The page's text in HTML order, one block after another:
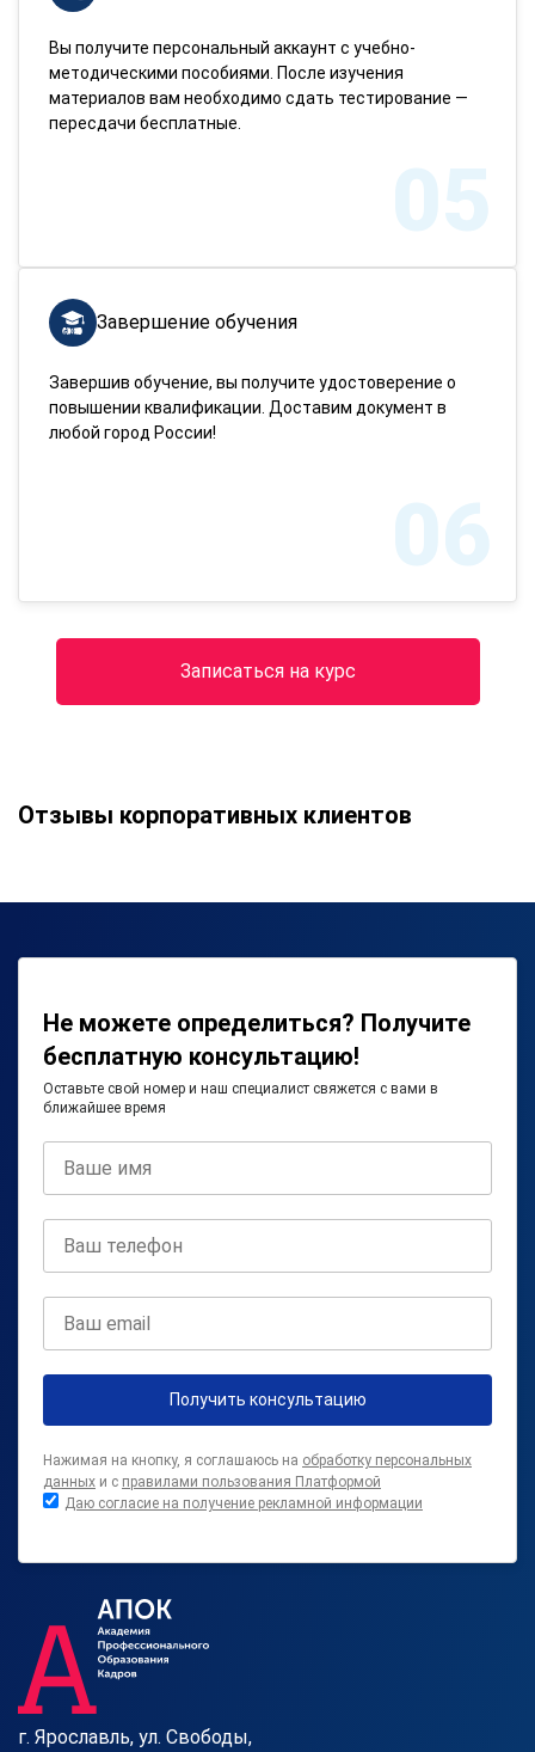
Вы получите персональный аккаунт с учебно-
методическими пособиями. После изучения
материалов вам необходимо сдать тестирование —
пересдачи бесплатные.
05
Завершение обучения
Завершив обучение, вы получите удостоверение о
повышении квалификации. Доставим документ в
любой город России!
06
Записаться на курс
Отзывы корпоративных клиентов
Не можете определиться? Получите
бесплатную консультацию!
Оставьте свой номер и наш специалист свяжется с вами в
ближайшее время
Получить консультацию
Нажимая на кнопку, я соглашаюсь на обработку персональных
данных и с правилами пользования Платформой
Даю согласие на получение рекламной информации
г. Ярославль, ул. Свободы,